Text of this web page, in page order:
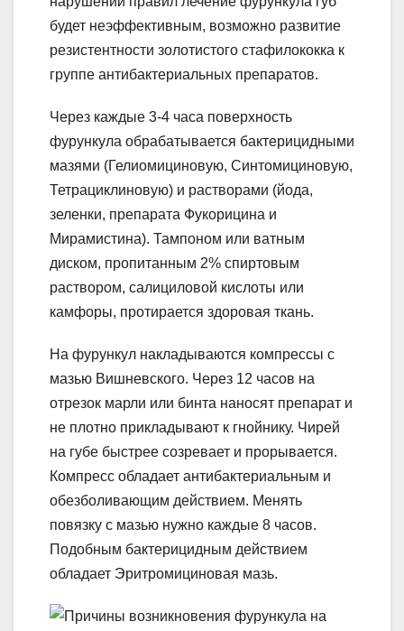
будет неэффективным, возможно развитие
резистентности золотистого стафилококка к
группе антибактериальных препаратов.
Через каждые 3-4 часа поверхность
фурункула обрабатывается бактерицидными
мазями (Гелиомициновую, Синтомициновую,
Тетрациклиновую) и растворами (йода,
зеленки, препарата Фукорицина и
Мирамистина). Тампоном или ватным
диском, пропитанным 2% спиртовым
раствором, салициловой кислоты или
камфоры, протирается здоровая ткань.
На фурункул накладываются компрессы с
мазью Вишневского. Через 12 часов на
отрезок марли или бинта наносят препарат и
не плотно прикладывают к гнойнику. Чирей
на губе быстрее созревает и прорывается.
Компресс обладает антибактериальным и
обезболивающим действием. Менять
повязку с мазью нужно каждые 8 часов.
Подобным бактерицидным действием
обладает Эритромициновая мазь.